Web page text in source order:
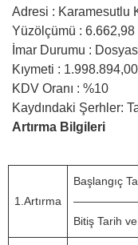
Adresi : Karamesutlu
Yüzölçümü : 6.662,98
İmar Durumu :
Kıymeti :
KDV Oranı : %10
Kaydındaki Şerhler:
Artırma Bilgileri
1.Artırma
Başlangıç
Bitiş Tarih